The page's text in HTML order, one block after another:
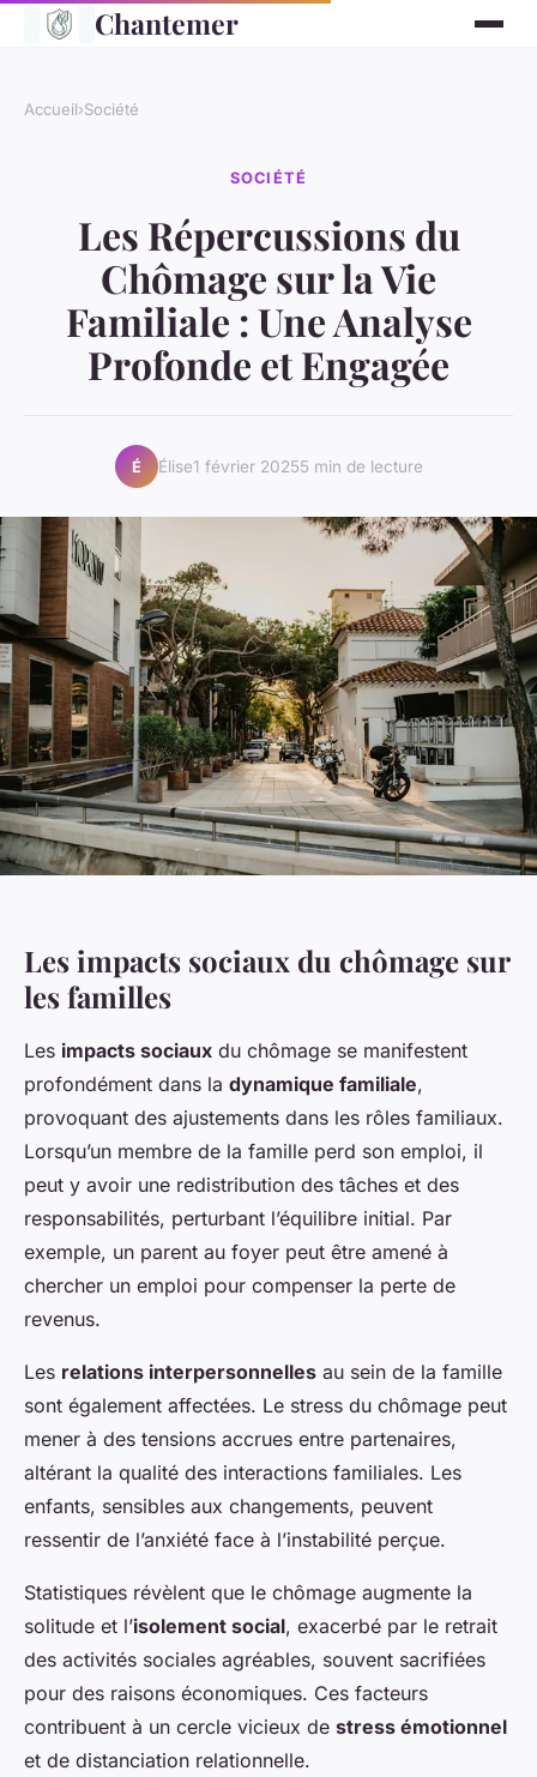
Chantemer
Accueil›Société
SOCIÉTÉ
Les Répercussions du
Chômage sur la Vie
Familiale : Une Analyse
Profonde et Engagée
É Élise1 février 20255 min de lecture
Les impacts sociaux du chômage sur
les familles
Les impacts sociaux du chômage se manifestent
profondément dans la dynamique familiale,
provoquant des ajustements dans les rôles familiaux.
Lorsqu’un membre de la famille perd son emploi, il
peut y avoir une redistribution des tâches et des
responsabilités, perturbant l’équilibre initial. Par
exemple, un parent au foyer peut être amené à
chercher un emploi pour compenser la perte de
revenus.
Les relations interpersonnelles au sein de la famille
sont également affectées. Le stress du chômage peut
mener à des tensions accrues entre partenaires,
altérant la qualité des interactions familiales. Les
enfants, sensibles aux changements, peuvent
ressentir de l’anxiété face à l’instabilité perçue.
Statistiques révèlent que le chômage augmente la
solitude et l’isolement social, exacerbé par le retrait
des activités sociales agréables, souvent sacrifiées
pour des raisons économiques. Ces facteurs
contribuent à un cercle vicieux de stress émotionnel
et de distanciation relationnelle.